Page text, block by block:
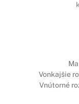
Vonkajšie
Vnútorné